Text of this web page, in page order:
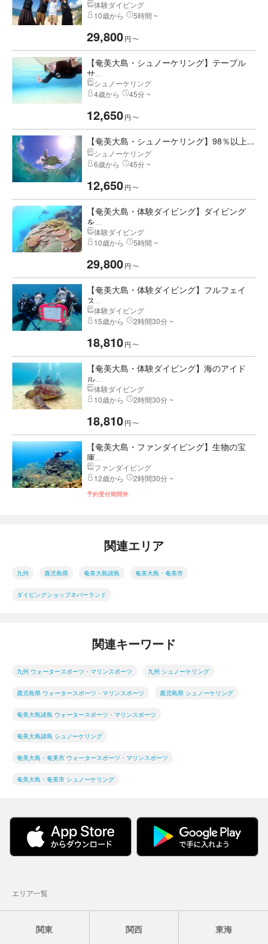
体験ダイビング
10歳から
5時間 ~
29,800円 〜
【奄美大島・シュノーケリング】テーブル
サ...
シュノーケリング
4歳から
45分 ~
12,650円 〜
【奄美大島・シュノーケリング】98％以上...
シュノーケリング
6歳から
45分 ~
12,650円 〜
【奄美大島・体験ダイビング】ダイビング
を...
体験ダイビング
10歳から
5時間 ~
29,800円 〜
【奄美大島・体験ダイビング】フルフェイ
ス...
体験ダイビング
15歳から
2時間30分 ~
18,810円 〜
【奄美大島・体験ダイビング】海のアイド
ル...
体験ダイビング
10歳から
2時間30分 ~
18,810円 〜
【奄美大島・ファンダイビング】生物の宝
庫...
ファンダイビング
12歳から
2時間30分 ~
予約受付期間外
関連エリア
九州 鹿児島県 奄美大島諸島 奄美大島・奄美市
ダイビングショップネバーランド
関連キーワード
九州 ウォータースポーツ・マリンスポーツ 九州 シュノーケリング
鹿児島県 ウォータースポーツ・マリンスポーツ 鹿児島県 シュノーケリング
奄美大島諸島 ウォータースポーツ・マリンスポーツ
奄美大島諸島 シュノーケリング
奄美大島・奄美市 ウォータースポーツ・マリンスポーツ
奄美大島・奄美市 シュノーケリング
エリア一覧
関東 関西 東海